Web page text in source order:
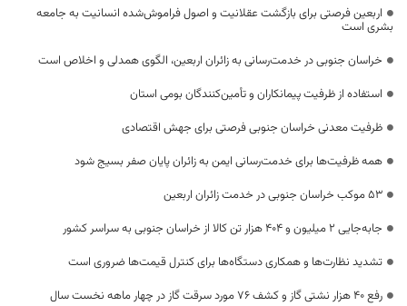
اربعین فرصتی برای بازگشت عقلانیت و اصول فراموش‌شده انسانیت به جامعه
بشری است
خراسان جنوبی در خدمت‌رسانی به زائران اربعین، الگوی همدلی و اخلاص است
استفاده از ظرفیت پیمانکاران و تأمین‌کنندگان بومی استان
ظرفیت معدنی خراسان جنوبی فرصتی برای جهش اقتصادی
همه ظرفیت‌ها برای خدمت‌رسانی ایمن به زائران پایان صفر بسیج شود
53 موکب خراسان جنوبی در خدمت زائران اربعین
جابه‌جایی 2 میلیون و 404 هزار تن کالا از خراسان جنوبی به سراسر کشور
تشدید نظارت‌ها و همکاری دستگاه‌ها برای کنترل قیمت‌ها ضروری است
رفع 40 هزار نشتی گاز و کشف 76 مورد سرقت گاز در چهار ماهه نخست سال